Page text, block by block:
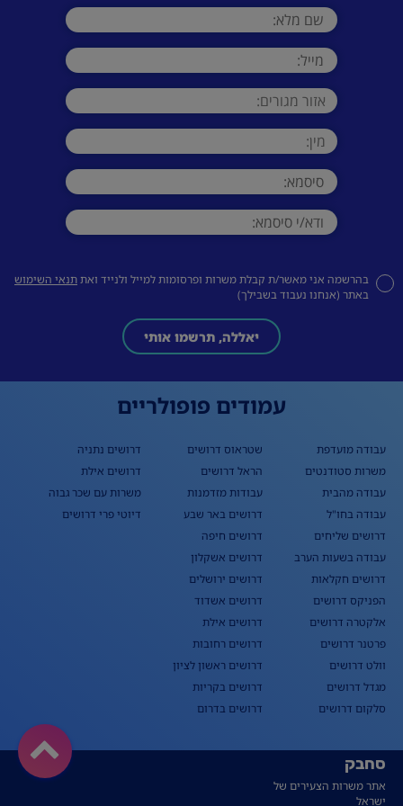
בהרשמה אני מאשר/ת קבלת משרות ופרסומות למייל ולנייד ואתתנאי השימוש
באתר (אנחנו נעבוד בשבילך)
יאללה, תרשמו אותי
עמודים פופולריים
עבודה מועדפת
משרות סטודנטים
עבודה מהבית
עבודה בחו"ל
דרושים שליחים
עבודה בשעות הערב
דרושים חקלאות
הפניקס דרושים
אלקטרה דרושים
פרטנר דרושים
וולט דרושים
מגדל דרושים
סלקום דרושים
שטראוס דרושים
הראל דרושים
עבודות מזדמנות
דרושים באר שבע
דרושים חיפה
דרושים אשקלון
דרושים ירושלים
דרושים אשדוד
דרושים אילת
דרושים רחובות
דרושים ראשון לציון
דרושים בקריות
דרושים בדרום
דרושים נתניה
דרושים אילת
משרות עם שכר גבוה
דיוטי פרי דרושים
סחבק
אתר משרות הצעירים של
ישראל